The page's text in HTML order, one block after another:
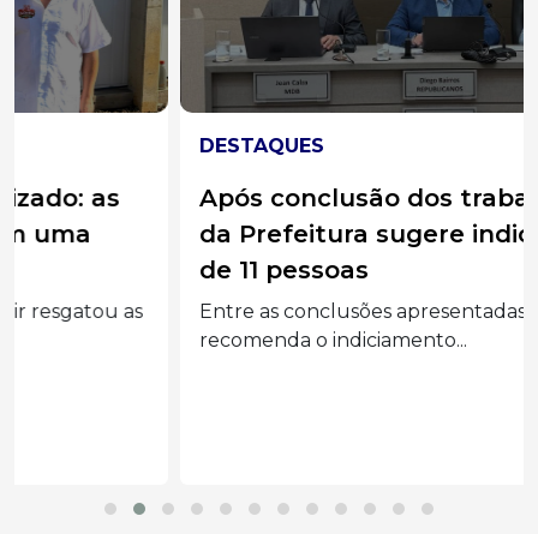
Após conclusão dos trabalhos, CPI
da Prefeitura sugere indiciamento
de 11 pessoas
Entre as conclusões apresentadas, o relatório
recomenda o indiciamento...